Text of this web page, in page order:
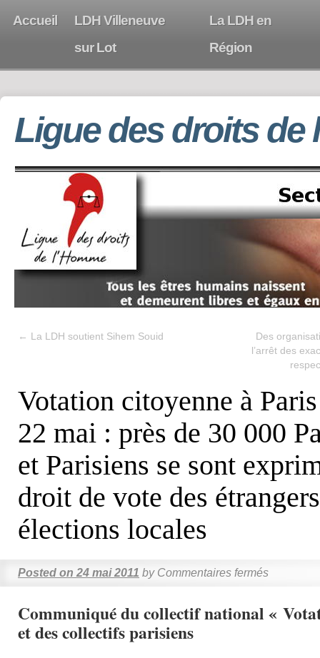
Accueil
LDH Villeneuve
sur Lot
La LDH en
Région
Ligue des droits de
← La LDH soutient Sihem Souid
Des
l’arrêt des
Votation citoyenne à
22 mai : près de 30 000
et Parisiens se sont
droit de vote des
élections locales
Posted on 24 mai 2011 by Commentaires fermés
Communiqué du collectif national «
et des collectifs parisiens